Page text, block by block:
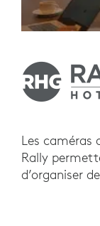
Les caméras
Rally
d’organiser